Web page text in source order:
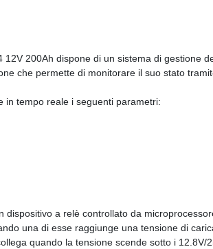
200Ah dispone di un sistema di gestione
che permette di monitorare il suo stato
in tempo reale i seguenti parametri:
dispositivo a relè controllato da
una di esse raggiunge una tensione di
quando la tensione scende sotto i 12.8V/